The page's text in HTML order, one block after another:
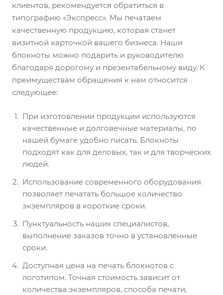
клиентов, рекомендуется обратиться в
типографию «Экспресс». Мы печатаем
качественную продукцию, которая станет
визитной карточкой вашего бизнеса. Наши
блокноты можно подарить и руководителю
благодаря дорогому и презентабельному виду. К
преимуществам обращения к нам относится
следующее:
При изготовлении продукции используются
качественные и долговечные материалы, по
нашей бумаге удобно писать. Блокноты
подходят как для деловых, так и для творческих
людей.
Использование современного оборудования
позволяет печатать большое количество
экземпляров в короткие сроки.
Пунктуальность наших специалистов,
выполнение заказов точно в установленные
сроки.
Доступная цена на печать блокнотов с
логотипом. Точная стоимость зависит от
количества экземпляров, способа печати,